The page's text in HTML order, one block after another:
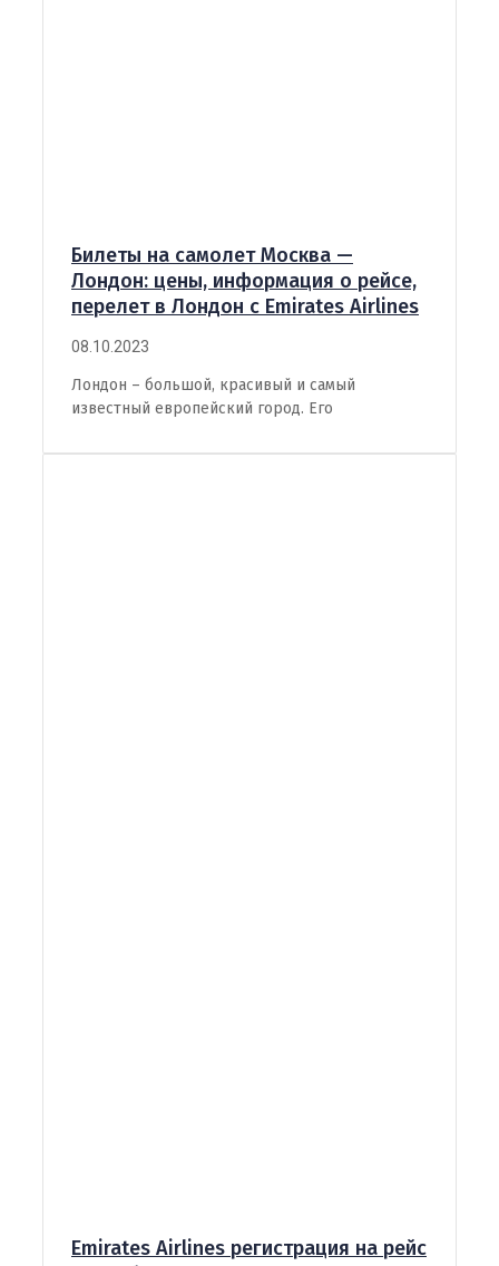
Билеты на самолет Москва —
Лондон: цены, информация о рейсе,
перелет в Лондон с Emirates Airlines
08.10.2023
Лондон – большой, красивый и самый
известный европейский город. Его
Emirates Airlines регистрация на рейс